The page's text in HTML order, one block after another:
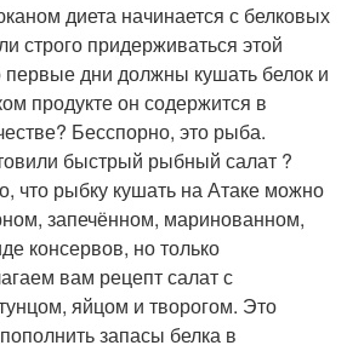
диета начинается с белковых
строго придерживаться этой
первые дни должны кушать белок и
продукте он содержится в
Бесспорно, это рыба.
быстрый рыбный салат ?
что рыбку кушать на Атаке можно
запечённом, маринованном,
консервов, но только
вам рецепт салат с
яйцом и творогом. Это
запасы белка в